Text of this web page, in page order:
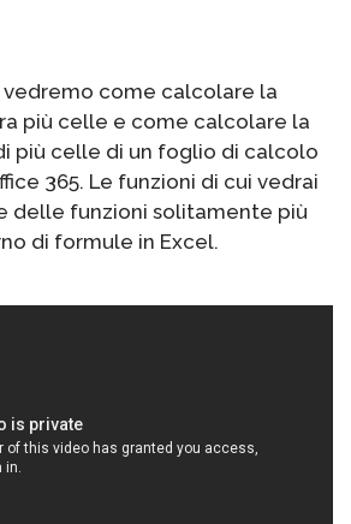
come calcolare la
più celle e come calcolare la
più celle di un foglio di calcolo
365. Le funzioni di cui vedrai
delle funzioni solitamente più
di formule in Excel.